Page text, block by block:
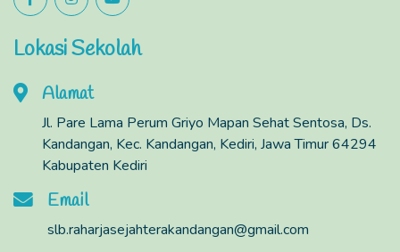
Lokasi Sekolah
Alamat
Jl. Pare Lama Perum Griyo Mapan Sehat Sentosa, Ds.
Kandangan, Kec. Kandangan, Kediri, Jawa Timur 64294
Kabupaten Kediri
Email
slb.raharjasejahterakandangan@gmail.com